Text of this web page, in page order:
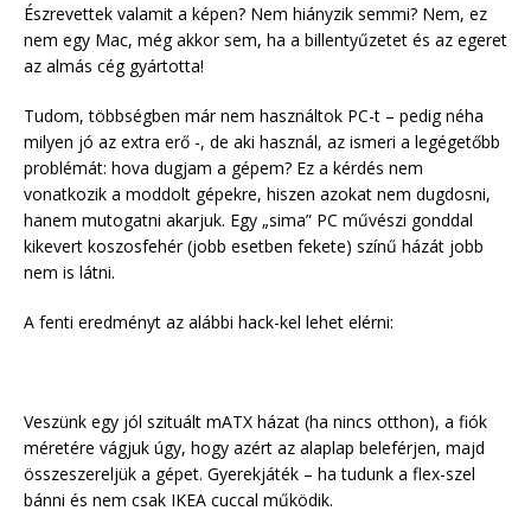
Észrevettek valamit a képen? Nem hiányzik semmi? Nem, ez
nem egy Mac, még akkor sem, ha a billentyűzetet és az egeret
az almás cég gyártotta!
Tudom, többségben már nem használtok PC-t – pedig néha
milyen jó az extra erő -, de aki használ, az ismeri a legégetőbb
problémát: hova dugjam a gépem? Ez a kérdés nem
vonatkozik a moddolt gépekre, hiszen azokat nem dugdosni,
hanem mutogatni akarjuk. Egy „sima” PC művészi gonddal
kikevert koszosfehér (jobb esetben fekete) színű házát jobb
nem is látni.
A fenti eredményt az alábbi hack-kel lehet elérni:
Veszünk egy jól szituált mATX házat (ha nincs otthon), a fiók
méretére vágjuk úgy, hogy azért az alaplap beleférjen, majd
összeszereljük a gépet. Gyerekjáték – ha tudunk a flex-szel
bánni és nem csak IKEA cuccal működik.